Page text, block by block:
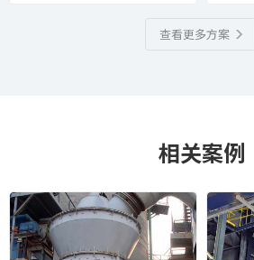
查看更多方案
相关案例